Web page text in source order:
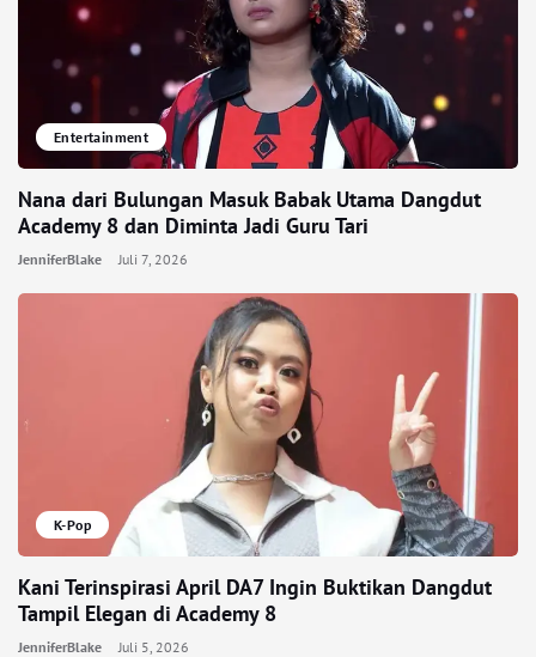
Entertainment
Nana dari Bulungan Masuk Babak Utama Dangdut
Academy 8 dan Diminta Jadi Guru Tari
JenniferBlake Juli 7, 2026
K-Pop
Kani Terinspirasi April DA7 Ingin Buktikan Dangdut
Tampil Elegan di Academy 8
JenniferBlake Juli 5, 2026